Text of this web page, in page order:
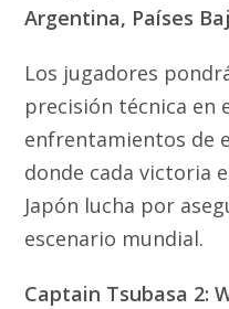
Argentina, Países
Los jugadores
precisión técnica en
enfrentamientos de
donde cada victoria
Japón lucha por
escenario mundial.
Captain Tsubasa 2: